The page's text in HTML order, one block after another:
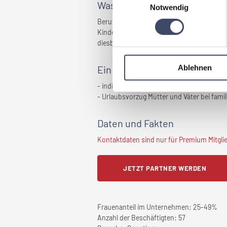
Notwendig
Ablehnen
Was bedeutet
Beruf und Familie dürfen sich nicht
Kinder dürfen kein Hindernis für die
diesbezüglich aktiv das Familienumfeld im
Ein Tipp, den man schnellim
- individuelle Zeiteinteilung Mütter und
- Urlaubsvorzug Mütter und Väter bei
Daten und Fakten
Kontaktdaten sind nur für Premium
JETZT PARTNER WERDEN
Frauenanteil im Unternehmen: 25-49%
Anzahl der Beschäftigten: 57